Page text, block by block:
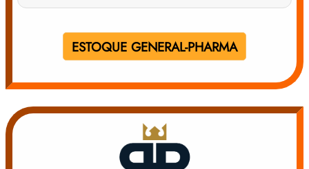
ESTOQUE GENERAL-PHARMA